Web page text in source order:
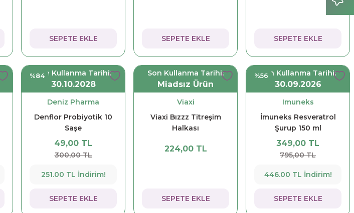
SEPETE EKLE SEPETE EKLE SEPETE EKLE
%84
Son Kullanma Tarihi:
30.10.2028
Deniz Pharma
Denflor Probiyotik 10
Saşe
49,00 TL
300,00 TL
251.00 TL İndirim!
SEPETE EKLE
Son Kullanma Tarihi:
Miadsız Ürün
Viaxi
Viaxi Bızzz Titreşim
Halkası
224,00 TL
SEPETE EKLE
%56Son Kullanma Tarihi:
30.09.2026
Imuneks
İmuneks Resveratrol
Şurup 150 ml
349,00 TL
795,00 TL
446.00 TL İndirim!
SEPETE EKLE